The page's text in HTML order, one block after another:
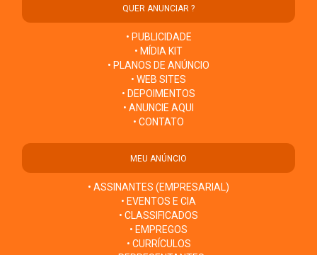
QUER ANUNCIAR ?
• PUBLICIDADE
• MÍDIA KIT
• PLANOS DE ANÚNCIO
• WEB SITES
• DEPOIMENTOS
• ANUNCIE AQUI
• CONTATO
MEU ANÚNCIO
• ASSINANTES (EMPRESARIAL)
• EVENTOS E CIA
• CLASSIFICADOS
• EMPREGOS
• CURRÍCULOS